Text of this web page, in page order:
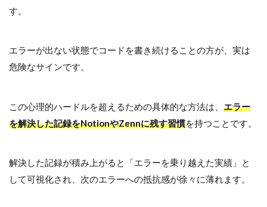
す。
エラーが出ない状態でコードを書き続けることの方が、実は
危険なサインです。
この心理的ハードルを超えるための具体的な方法は、 エラー
を解決した記録をNotionやZennに残す習慣を持つことです。
解決した記録が積み上がると「エラーを乗り越えた実績」と
して可視化され、次のエラーへの抵抗感が徐々に薄れます。